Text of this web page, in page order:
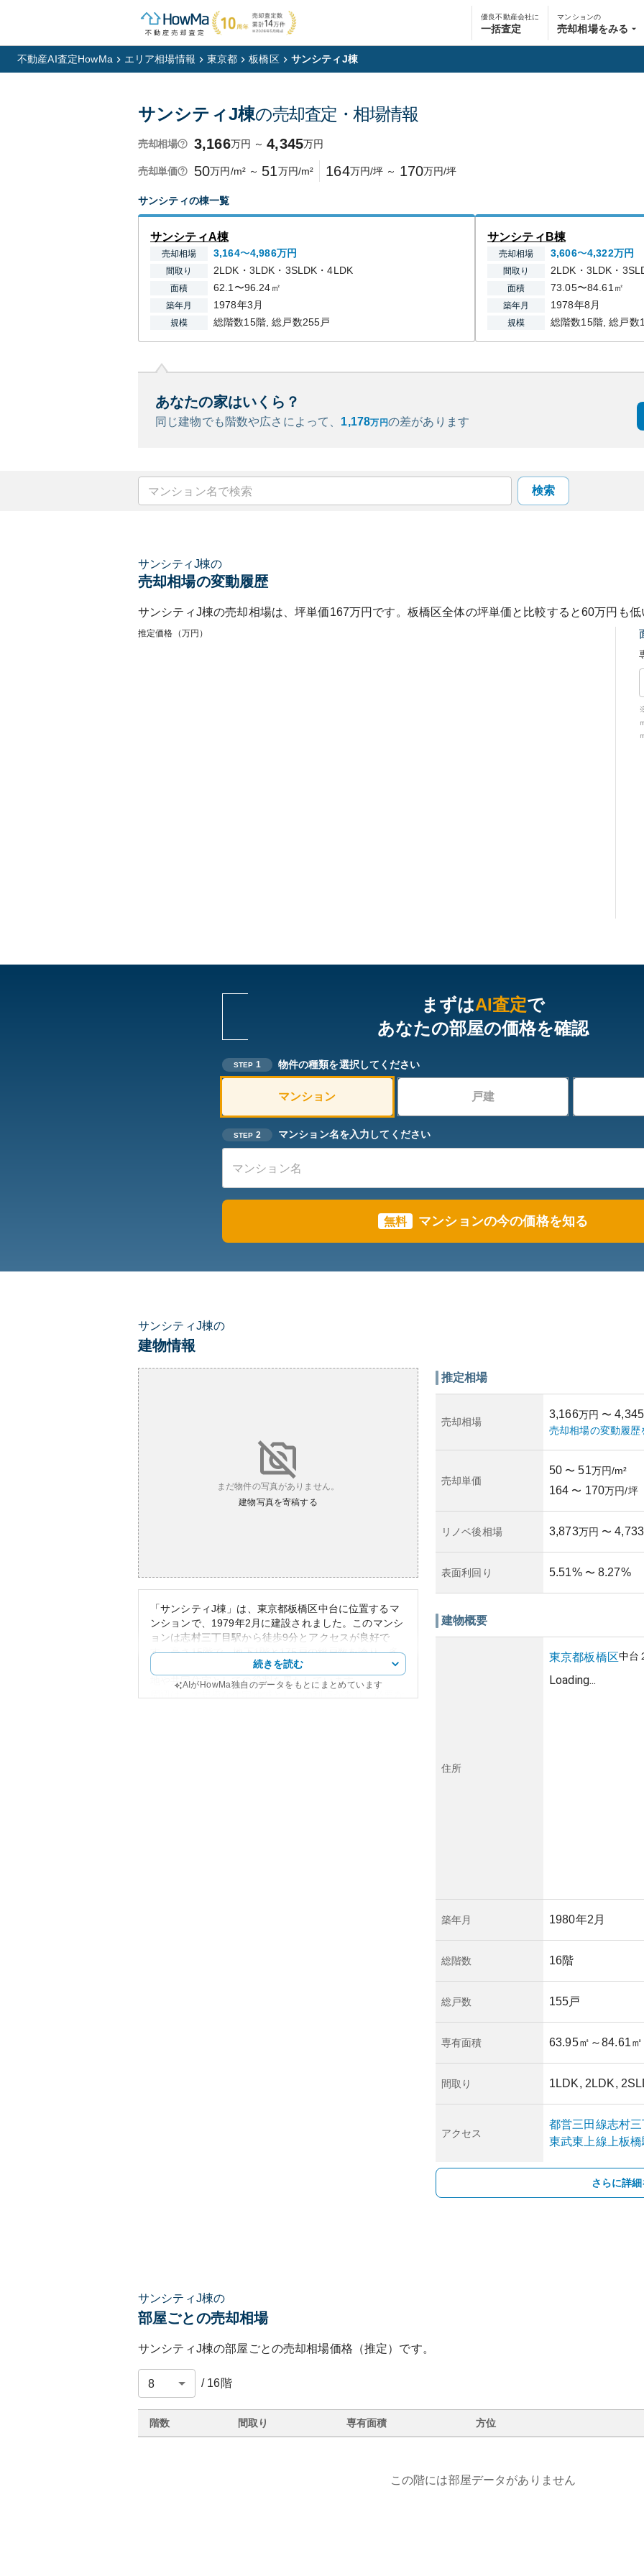
優良不動産会社に
一括査定
マンションの
売却相場をみる
不動産AI査定HowMa エリア相場情報 東京都 板橋区 サンシティJ棟
サンシティJ棟の売却査定・相場情報
売却相場 3,166万円 ～ 4,345万円
売却単価 50万円/m² ～ 51万円/m² 164万円/坪 ～ 170万円/坪
サンシティの棟一覧
サンシティA棟
売却相場 3,164〜4,986万円
間取り 2LDK・3LDK・3SLDK・4LDK
面積 62.1〜96.24㎡
築年月 1978年3月
規模 総階数15階, 総戸数255戸
サンシティB棟
売却相場 3,606〜4,322万円
間取り 2LDK・3LDK・
面積 73.05〜84.61㎡
築年月 1978年8月
規模 総階数15階, 総戸数
あなたの家はいくら？
同じ建物でも階数や広さによって、 1,178万円の差があります
検索
サンシティJ棟の
売却相場の変動履歴
サンシティJ棟の売却相場は、坪単価167万円です。 板橋区全体の坪単価と比較すると60万円も低
推定価格（万円）
まずはAI査定で
あなたの部屋の価格を確認
STEP 1 物件の種類を選択してください
マンション 戸建
STEP 2 マンション名を入力してください
無料 マンションの今の価格を知る
サンシティJ棟の
建物情報
まだ物件の写真がありません。
建物写真を寄稿する
「サンシティJ棟」は、東京都板橋区中台に位置するマ
ンションで、1979年2月に建設されました。このマンシ
ョンは志村三丁目駅から徒歩9分とアクセスが良好で
す。高さ15階で、地下1階と175戸の総戸数を誇り、多
くの住人に対応可能です。外観は円滑なデザインで、団
地や共同住宅としての役割を果たしています。
続きを読む
AIがHowMa独自のデータをもとにまとめています
推定相場
売却相場
3,166万円 〜 4,345
売却相場の変動履歴
売却単価
50 〜 51万円/m²
164 〜 170万円/坪
リノベ後相場 3,873万円 〜 4,733
表面利回り 5.51% 〜 8.27%
建物概要
住所
東京都板橋区中台
Loading...
築年月 1980年2月
総階数 16階
総戸数 155戸
専有面積 63.95㎡ ～84.61㎡
間取り 1LDK, 2LDK,
アクセス
都営三田線志村
東武東上線 上板橋
さらに詳
サンシティJ棟の
部屋ごとの売却相場
サンシティJ棟の部屋ごとの売却相場価格（推定）です。
/ 16階
階数 間取り 専有面積 方位
この階には部屋データがありません